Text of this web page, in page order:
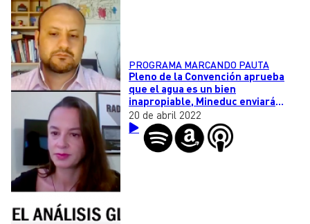
PROGRAMA MARCANDO PAUTA
Pleno de la Convención aprueba
que el agua es un bien
inapropiable, Mineduc enviará
proyecto para eliminar Simce y el
remake de Disney de una de las
series más queridas de los 80
20 de abril 2022